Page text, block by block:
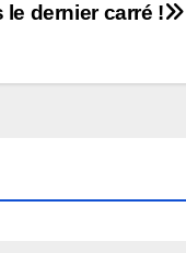
le dernier carré !